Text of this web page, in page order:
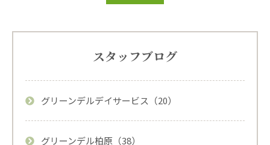
スタッフブログ
グリーンデルデイサービス（20）
グリーンデル柏原（38）